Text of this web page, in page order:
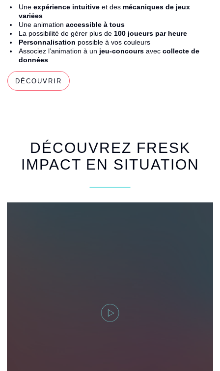
Une expérience intuitive et des mécaniques de jeux
variées
Une animation accessible à tous
La possibilité de gérer plus de 100 joueurs par heure
Personnalisation possible à vos couleurs
Associez l’animation à un jeu-concours avec collecte de
données
DÉCOUVRIR
DÉCOUVREZ FRESK
IMPACT EN SITUATION